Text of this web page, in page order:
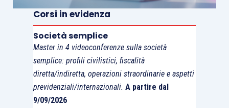
dell’agevolazione, che richiedeil
coordinamento di svariate figure
professionali(EGE o ESCo, periti 4.0,
revisori legali, formatori qualificati),
molteplici comunicazioni al GSE e oneri
documentali(è richiesta la “dicitura” sulle
fatture, sui documenti di trasporto e gli
Corsi in evidenza
Società semplice
Master in 4 videoconferenze sulla società
semplice: profili civilistici, fiscalità
diretta/indiretta, operazioni straordinarie e aspetti
previdenziali/internazionali. A partire dal
9/09/2026